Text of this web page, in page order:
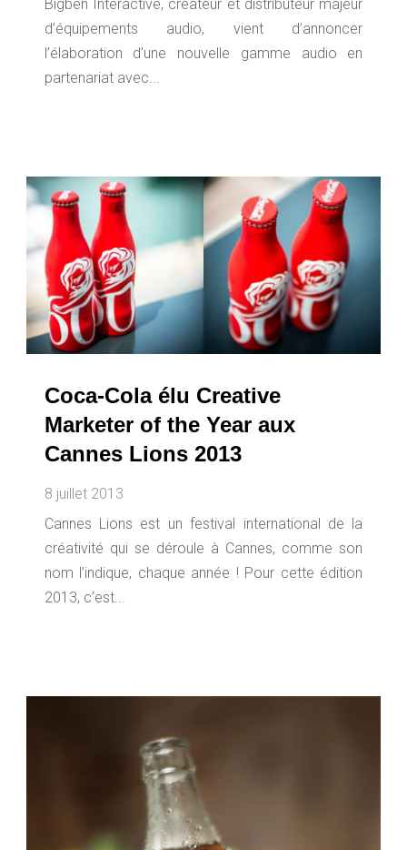
Bigben Interactive, créateur et distributeur majeur
d’équipements audio, vient d’annoncer
l’élaboration d’une nouvelle gamme audio en
partenariat avec...
Coca-Cola élu Creative
Marketer of the Year aux
Cannes Lions 2013
8 juillet 2013
Cannes Lions est un festival international de la
créativité qui se déroule à Cannes, comme son
nom l’indique, chaque année ! Pour cette édition
2013, c’est...